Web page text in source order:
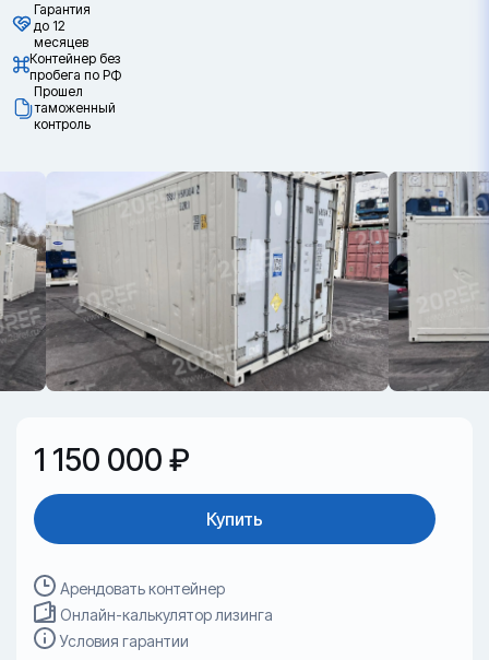
Гарантия
до 12
месяцев
Контейнер без
пробега по РФ
Прошел
таможенный
контроль
1 150 000 ₽
Купить
Арендовать контейнер
Онлайн-калькулятор лизинга
Условия гарантии